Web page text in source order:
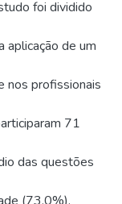
foi dividido
aplicação de um
nos profissionais
71
das questões
(73,0%),